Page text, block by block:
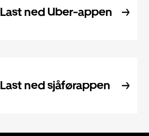
Last ned Uber-appen
Last ned sjåførappen